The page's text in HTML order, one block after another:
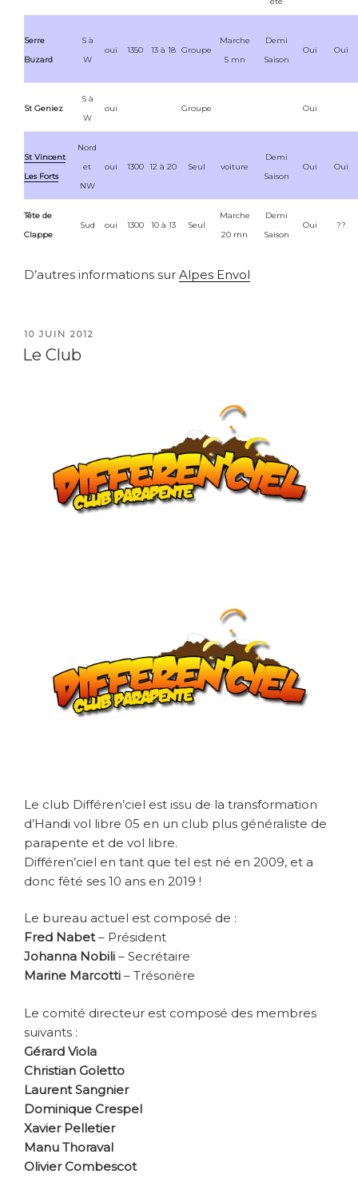
Serre
Buzard
S à
W
oui 1350 13 à 18 Groupe
Marche
5 mn
Demi
Saison
Oui Oui
St Geniez
S à
W
oui Groupe Oui
St Vincent
Les Forts
Nord
et
NW
oui 1300 12 à 20 Seul voiture
Demi
Saison
Oui Oui
Tête de
Clappe
Sud oui 1300 10 à 13 Seul
Marche
20 mn
Demi
Saison
Oui ??
D’autres informations sur Alpes Envol
PUBLIÉ
LE
10 JUIN 2012
Le Club
Le club Différen’ciel est issu de la transformation
d’Handi vol libre 05 en un club plus généraliste de
parapente et de vol libre.
Différen’ciel en tant que tel est né en 2009, et a
donc fêté ses 10 ans en 2019 !
Le bureau actuel est composé de :
Fred Nabet– Président
Johanna Nobili – Secrétaire
Marine Marcotti – Trésorière
Le comité directeur est composé des membres
suivants :
Gérard Viola
Christian Goletto
Laurent Sangnier
Dominique Crespel
Xavier Pelletier
Manu Thoraval
Olivier Combescot